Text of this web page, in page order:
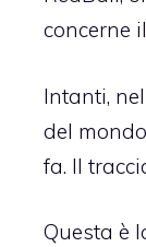
concerne
Intanti,
del
fa. Il
Questa è